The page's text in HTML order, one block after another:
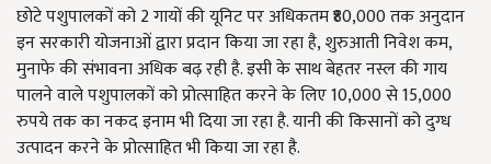
छोटे पशुपालकों को 2 गायों की यूनिट पर अधिकतम ₹80,000 तक अनुदान
इन सरकारी योजनाओं द्वारा प्रदान किया जा रहा है, शुरुआती निवेश कम,
मुनाफे की संभावना अधिक बढ़ रही है. इसी के साथबेहतर नस्ल की गाय
पालने वाले पशुपालकों को प्रोत्साहित करने के लिए 10,000 से 15,000
रुपये तक का नकद इनाम भी दिया जा रहा है. यानी की किसानों को दुग्ध
उत्पादन करने के प्रोत्साहित भी किया जा रहा है.